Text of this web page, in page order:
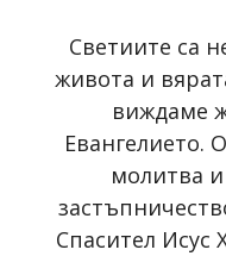
Светиите са
живота и
виждаме
Евангелието.
молитва
Спасител Исус